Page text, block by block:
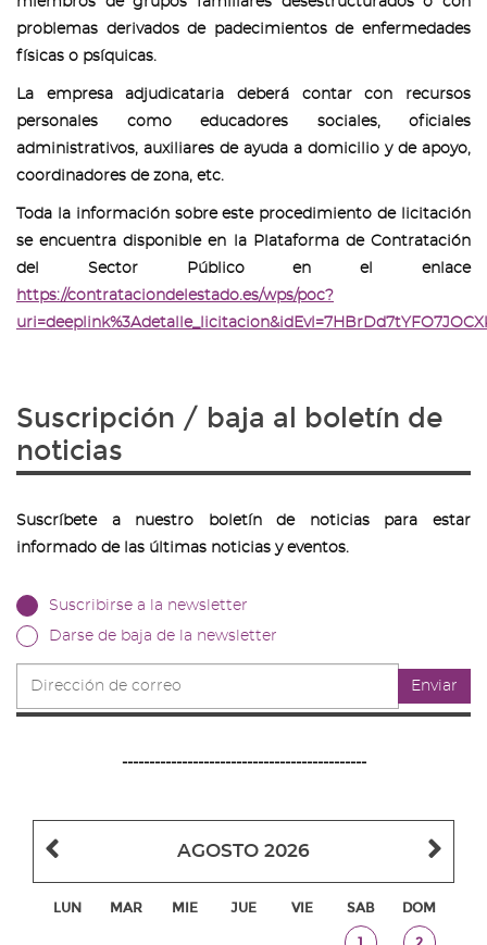
problemas derivados de padecimientos de enfermedades
físicas o psíquicas.
La empresa adjudicataria deberá contar con recursos
personales como educadores sociales, oficiales
administrativos, auxiliares de ayuda a domicilio y de apoyo,
coordinadores de zona, etc.
Toda la información sobre este procedimiento de licitación
se encuentra disponible en la Plataforma de Contratación
del Sector Público en el enlace
https://contrataciondelestado.es/wps/poc?
Suscripción / baja al boletín de
noticias
Suscríbete a nuestro boletín de noticias para estar
informado de las últimas noticias y eventos.
Suscribirse a la newsletter
Darse de baja de la newsletter
de
correo
Enviar
---------------------------------------------
Mes
anterior
Mes
AGOSTO 2026
LUN MAR MIE JUE VIE SAB DOM